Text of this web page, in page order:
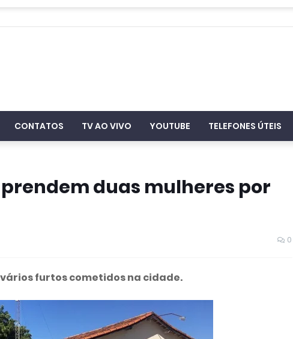
CONTATOS TV AO VIVO YOUTUBE TELEFONES ÚTEIS
prendem duas mulheres por
0
furtos cometidos na cidade.